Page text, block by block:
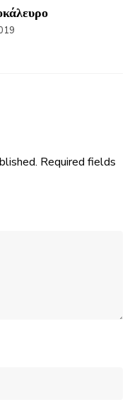
Required fields